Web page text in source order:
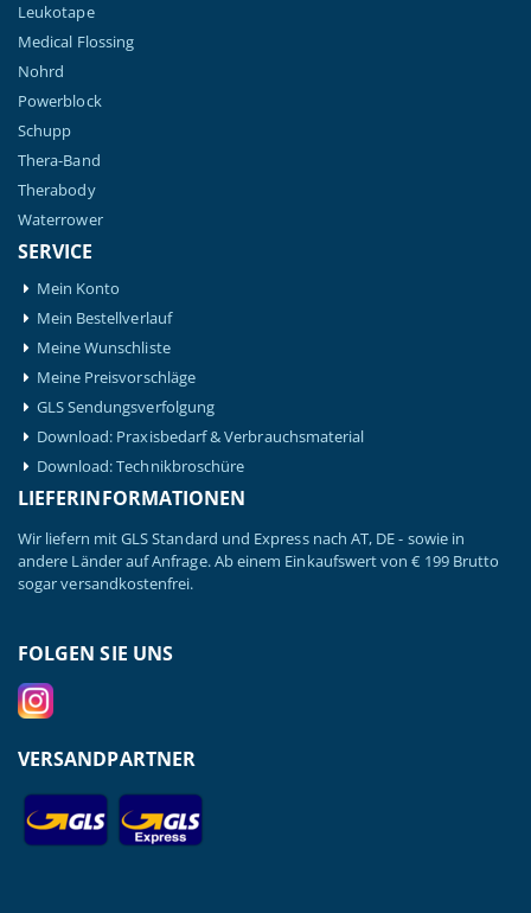
Leukotape
Medical Flossing
Nohrd
Powerblock
Schupp
Thera-Band
Therabody
Waterrower
SERVICE
Mein Konto
Mein Bestellverlauf
Meine Wunschliste
Meine Preisvorschläge
GLS Sendungsverfolgung
Download: Praxisbedarf & Verbrauchsmaterial
Download: Technikbroschüre
LIEFERINFORMATIONEN
Wir liefern mit GLS Standard und Express nach AT, DE - sowie in
andere Länder auf Anfrage. Ab einem Einkaufswert von € 199 Brutto
sogar versandkostenfrei.
FOLGEN SIE UNS
VERSANDPARTNER